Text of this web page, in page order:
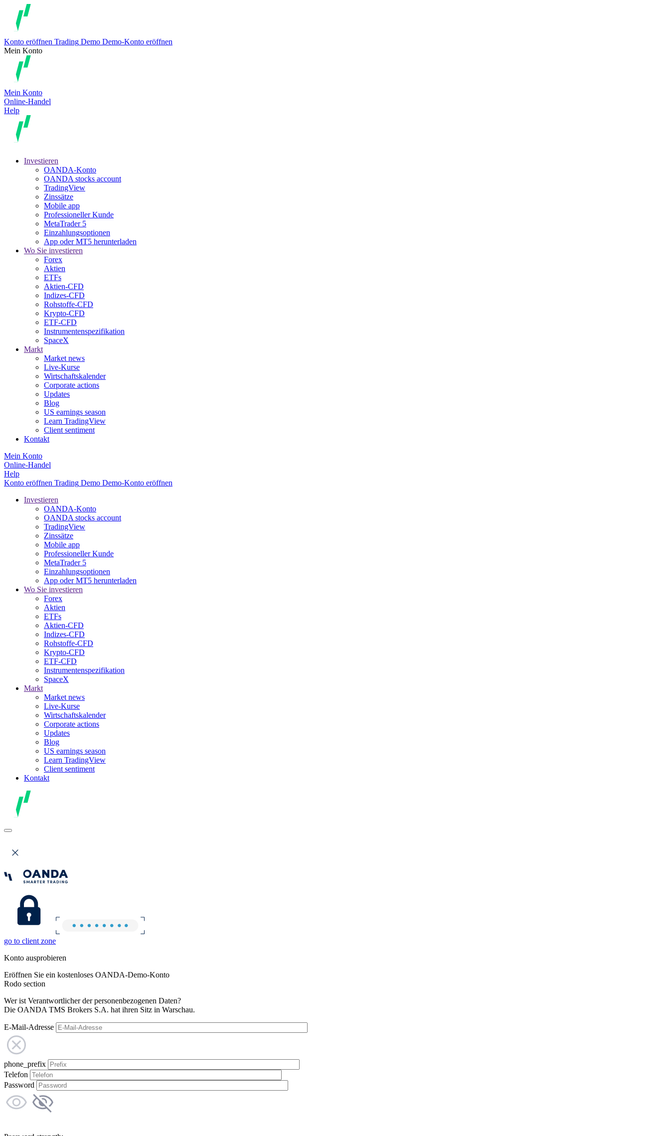
Konto eröffnen Trading Demo Demo-Konto eröffnen
Mein Konto
Mein Konto
Online-Handel
Help
Investieren
OANDA-Konto
OANDA stocks account
TradingView
Zinssätze
Mobile app
Professioneller Kunde
MetaTrader 5
Einzahlungsoptionen
App oder MT5 herunterladen
Wo Sie investieren
Forex
Aktien
ETFs
Aktien-CFD
Indizes-CFD
Rohstoffe-CFD
Krypto-CFD
ETF-CFD
Instrumentenspezifikation
SpaceX
Markt
Market news
Live-Kurse
Wirtschaftskalender
Corporate actions
Updates
Blog
US earnings season
Learn TradingView
Client sentiment
Kontakt
Mein Konto
Online-Handel
Help
Konto eröffnen Trading Demo Demo-Konto eröffnen
Investieren
OANDA-Konto
OANDA stocks account
TradingView
Zinssätze
Mobile app
Professioneller Kunde
MetaTrader 5
Einzahlungsoptionen
App oder MT5 herunterladen
Wo Sie investieren
Forex
Aktien
ETFs
Aktien-CFD
Indizes-CFD
Rohstoffe-CFD
Krypto-CFD
ETF-CFD
Instrumentenspezifikation
SpaceX
Markt
Market news
Live-Kurse
Wirtschaftskalender
Corporate actions
Updates
Blog
US earnings season
Learn TradingView
Client sentiment
Kontakt
go to client zone
Konto ausprobieren
Eröffnen Sie ein kostenloses OANDA-Demo-Konto
Rodo section
Wer ist Verantwortlicher der personenbezogenen Daten?
Die OANDA TMS Brokers S.A. hat ihren Sitz in Warschau.
E-Mail-Adresse
phone_prefix
Telefon
Password